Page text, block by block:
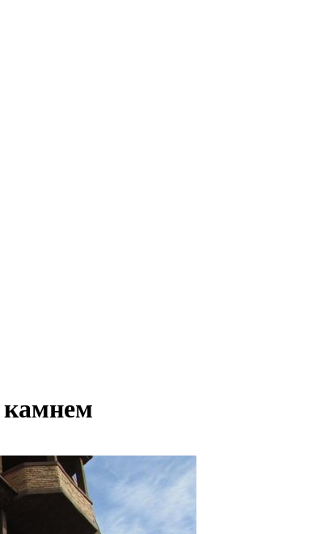
камнем